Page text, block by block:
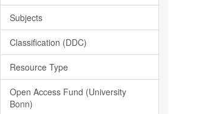
Subjects
Classification (DDC)
Resource Type
Open Access Fund (University
Bonn)